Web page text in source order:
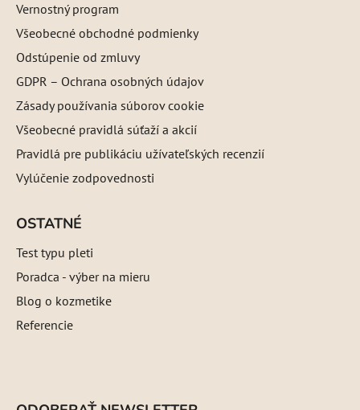
Vernostný program
Všeobecné obchodné podmienky
Odstúpenie od zmluvy
GDPR – Ochrana osobných údajov
Zásady používania súborov cookie
Všeobecné pravidlá súťaží a akcií
Pravidlá pre publikáciu užívateľských recenzií
Vylúčenie zodpovednosti
OSTATNÉ
Test typu pleti
Poradca - výber na mieru
Blog o kozmetike
Referencie